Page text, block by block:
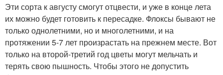
Эти сорта к августу смогут отцвести, и уже в конце лета
их можно будет готовить к пересадке. Флоксы бывают не
только однолетними, но и многолетними, и на
протяжении 5-7 лет произрастать на прежнем месте. Вот
только на второй-третий год цветы могут мельчать и
терять свою пышность. Чтобы этого не допустить